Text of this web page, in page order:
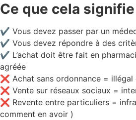
Ce que cela
✔ Vous devez passer par un
✔ Vous devez répondre à des
✔ L’achat doit être fait en
agréée
❌ Achat sans ordonnance = illégal
❌ Vente sur réseaux sociaux =
❌ Revente entre particuliers =
comment en avoir )